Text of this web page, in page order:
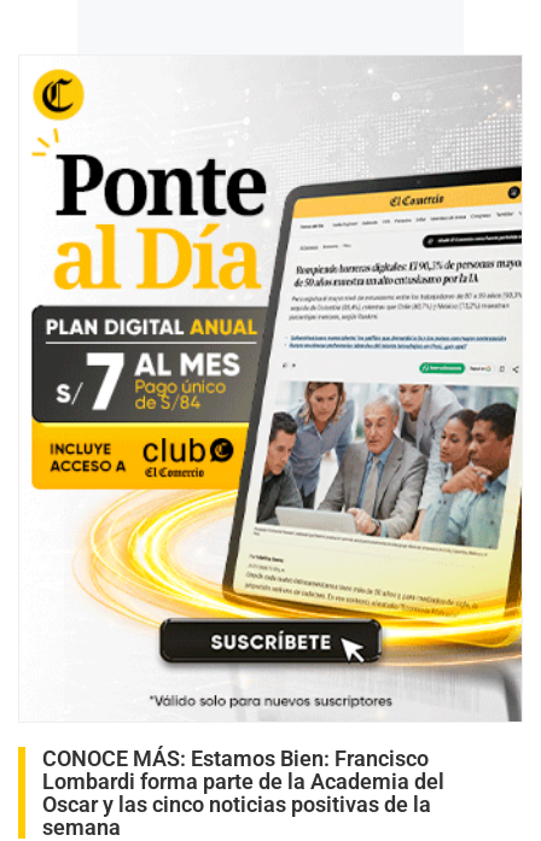
CONOCE MÁS: Estamos Bien: Francisco
Lombardi forma parte de la Academia del
Oscar y las cinco noticias positivas de la
semana